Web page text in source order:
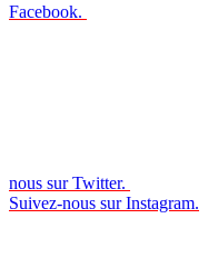
Facebook.
nous sur Twitter.
Suivez-nous sur Instagram.